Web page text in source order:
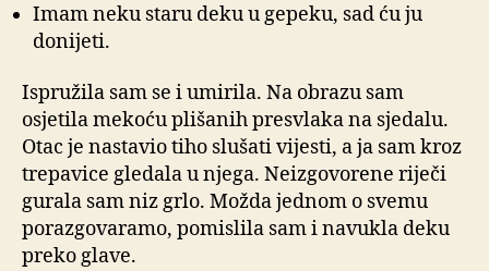
Imam neku staru deku u gepeku, sad ću ju
donijeti.
Ispružila sam se i umirila. Na obrazu sam
osjetila mekoću plišanih presvlaka na sjedalu.
Otac je nastavio tiho slušati vijesti, a ja sam kroz
trepavice gledala u njega. Neizgovorene riječi
gurala sam niz grlo. Možda jednom o svemu
porazgovaramo, pomislila sam i navukla deku
preko glave.